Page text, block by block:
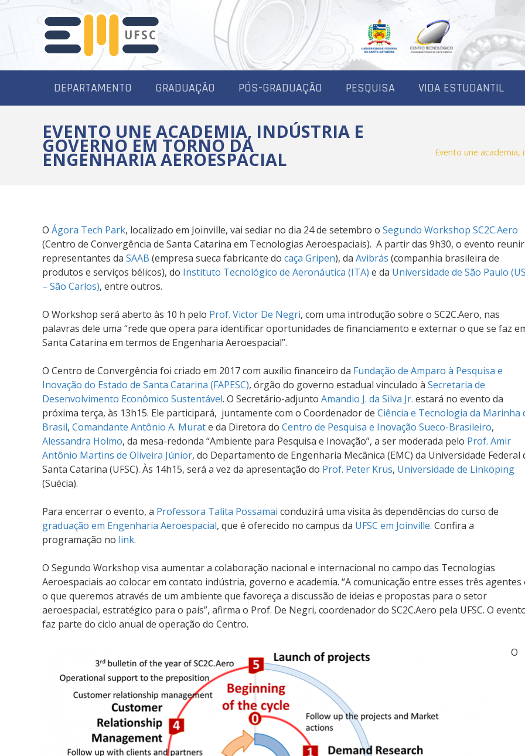
DEPARTAMENTO GRADUAÇÃO PÓS-GRADUAÇÃO PESQUISA VIDA ESTUDANTIL
EVENTO UNE ACADEMIA, INDÚSTRIA E
GOVERNO EM TORNO DA
ENGENHARIA AEROESPACIAL
Evento une
O Ágora Tech Park, localizado em Joinville, vai sediar no dia 24 de setembro o Segundo Workshop SC2C.Aero
(Centro de Convergência de Santa Catarina em Tecnologias Aeroespaciais). A partir das 9h30, o evento
representantes da SAAB (empresa sueca fabricante do caça Gripen), da Avibrás (companhia brasileira de
produtos e serviços bélicos), do Instituto Tecnológico de Aeronáutica (ITA) e da Universidade de São Paulo
– São Carlos), entre outros.
O Workshop será aberto às 10 h pelo Prof. Victor De Negri, com uma introdução sobre o SC2C.Aero, nas
palavras dele uma “rede que opera para identificar oportunidades de financiamento e externar o que se faz
Santa Catarina em termos de Engenharia Aeroespacial”.
O Centro de Convergência foi criado em 2017 com auxílio financeiro da Fundação de Amparo à Pesquisa e
Inovação do Estado de Santa Catarina (FAPESC), órgão do governo estadual vinculado à Secretaria de
Desenvolvimento Econômico Sustentável. O Secretário-adjunto Amandio J. da Silva Jr. estará no evento da
próxima terça, às 13h15. Ele participará, juntamente com o Coordenador de Ciência e Tecnologia da Marinha
Brasil, Comandante Antônio A. Murate da Diretora do Centro de Pesquisa e Inovação Sueco-Brasileiro,
Alessandra Holmo, da mesa-redonda “Ambiente para Pesquisa e Inovação”, a ser moderada pelo Prof. Amir
Antônio Martins de Oliveira Júnior, do Departamento de Engenharia Mecânica (EMC) da Universidade Federal
Santa Catarina (UFSC). Às 14h15, será a vez da apresentação do Prof. Peter Krus, Universidade de Linköping
(Suécia).
Para encerrar o evento, a Professora Talita Possamai conduzirá uma visita às dependências do curso de
graduação em Engenharia Aeroespacial, que é oferecido no campus da UFSC em Joinville. Confira a
programação no link.
O Segundo Workshop visa aumentar a colaboração nacional e internacional no campo das Tecnologias
Aeroespaciais ao colocar em contato indústria, governo e academia. “A comunicação entre esses três agentes
o que queremos através de um ambiente que favoreça a discussão de ideias e propostas para o setor
aeroespacial, estratégico para o país”, afirma o Prof. De Negri, coordenador do SC2C.Aero pela UFSC. O
faz parte do ciclo anual de operação do Centro.
O